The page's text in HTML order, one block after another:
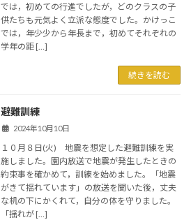
では，初めての行進でしたが，どのクラスの子
供たちも元気よく立派な態度でした。かけっこ
では，年少少から年長まで，初めてそれぞれの
学年の距 […]
続きを読む
避難訓練
2024年10月10日
１０月８日(火) 地震を想定した避難訓練を実
施しました。園内放送で地震が発生したときの
約束事を確かめて，訓練を始めました。「地震
がきて揺れています」の放送を聞いた後，丈夫
な机の下にかくれて，自分の体を守りました。
「揺れが […]